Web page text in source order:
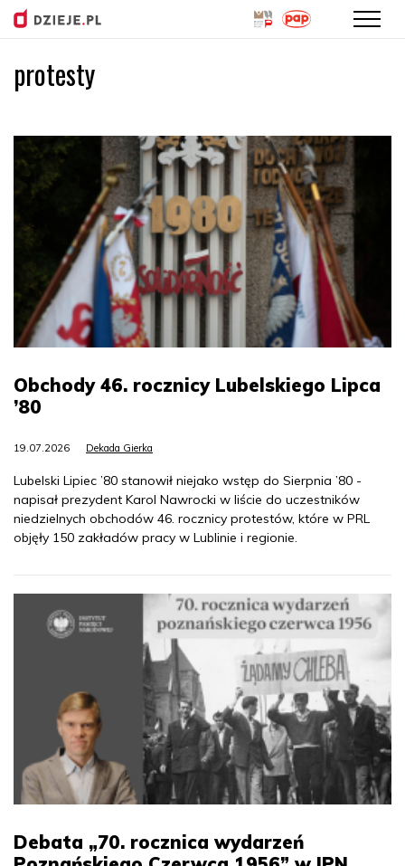
protesty
Obchody 46. rocznicy Lubelskiego Lipca
’80
19.07.2026 Dekada Gierka
Lubelski Lipiec ’80 stanowił niejako wstęp do Sierpnia ’80 -
napisał prezydent Karol Nawrocki w liście do uczestników
niedzielnych obchodów 46. rocznicy protestów, które w PRL
objęły 150 zakładów pracy w Lublinie i regionie.
Debata „70. rocznica wydarzeń